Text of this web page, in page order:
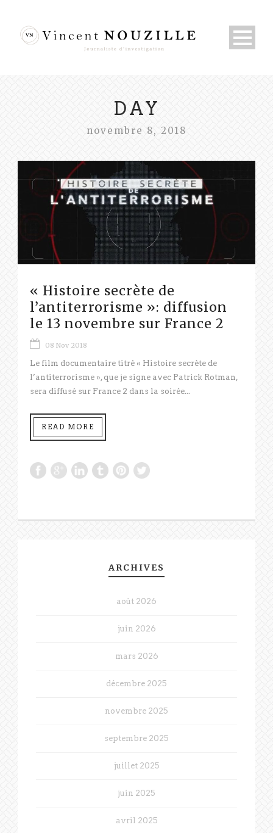
DAY
novembre 8, 2018
« Histoire secrète de
l’antiterrorisme »: diffusion
le 13 novembre sur France 2
08 Nov 2018
Le film documentaire titré « Histoire secrète de
l’antiterrorisme », que je signe avec Patrick Rotman,
sera diffusé sur France 2 dans la soirée...
READ MORE
ARCHIVES
août 2026
juin 2026
mars 2026
décembre 2025
novembre 2025
septembre 2025
juillet 2025
juin 2025
avril 2025